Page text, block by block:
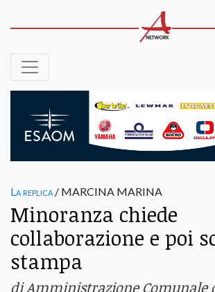
La replica / MARCINA MARINA
Minoranza chiede
collaborazione e poi
stampa
di Amministrazione Comunale